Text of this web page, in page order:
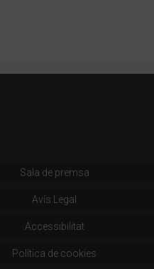
Sala de premsa
Avís Legal
Accessibilitat
Política de cookies